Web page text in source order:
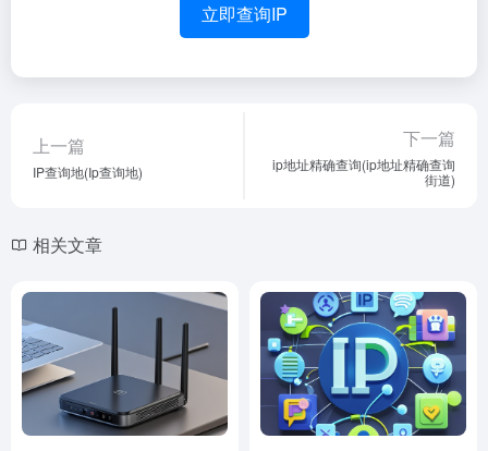
立即查询IP
上一篇
IP查询地(Ip查询地)
下一篇
ip地址精确查询(ip地址精确查询
街道)
相关文章